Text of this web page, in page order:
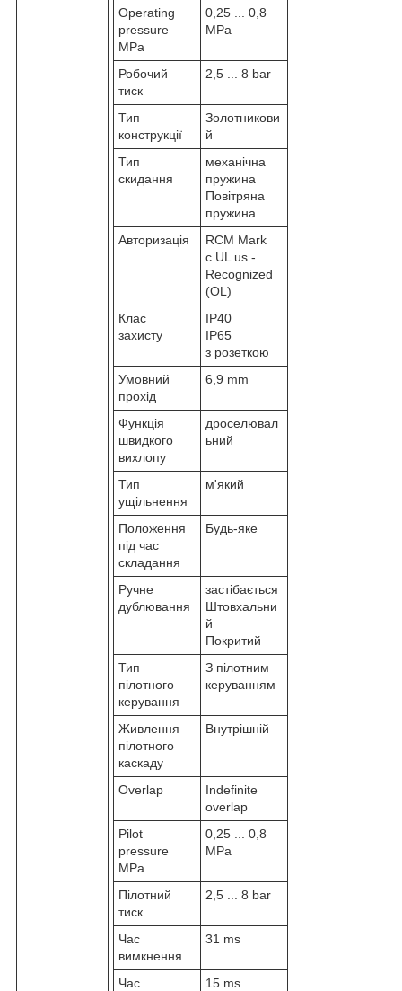
Operating
pressure
MPa
0,25 ... 0,8
MPa
Робочий
тиск
2,5 ... 8 bar
Тип
конструкції
Золотникови
й
Тип
скидання
механічна
пружина
Повітряна
пружина
Авторизація
RCM Mark
c UL us -
Recognized
(OL)
Клас
захисту
IP40
IP65
з розеткою
Умовний
прохід
6,9 mm
Функція
швидкого
вихлопу
дроселювал
ьний
Тип
ущільнення
м'який
Положення
під час
складання
Будь-яке
Ручне
дублювання
застібається
Штовхальни
й
Покритий
Тип
пілотного
керування
З пілотним
керуванням
Живлення
пілотного
каскаду
Внутрішній
Overlap
Indefinite
overlap
Pilot
pressure
MPa
0,25 ... 0,8
MPa
Пілотний
тиск
2,5 ... 8 bar
Час
вимкнення
31 ms
Час
15 ms